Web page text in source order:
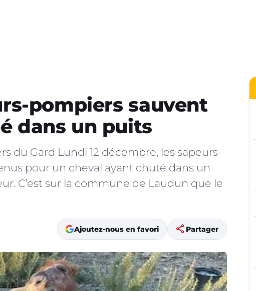
pompiers sauvent
dans un puits
du Gard Lundi 12 décembre, les sapeurs-
pour un cheval ayant chuté dans un
C’est sur la commune de Laudun que le
Ajoutez-nous en favori share Partager